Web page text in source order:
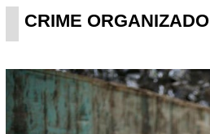
CRIME ORGANIZADO